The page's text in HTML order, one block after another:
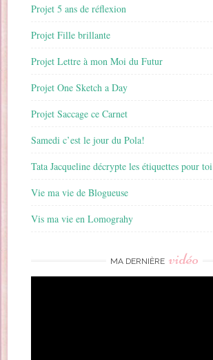
Projet 5 ans de réflexion
Projet Fille brillante
Projet Lettre à mon Moi du Futur
Projet One Sketch a Day
Projet Saccage ce Carnet
Samedi c’est le jour du Pola!
Tata Jacqueline décrypte les étiquettes pour toi
Vie ma vie de Blogueuse
Vis ma vie en Lomograhy
MA DERNIÈRE vidéo